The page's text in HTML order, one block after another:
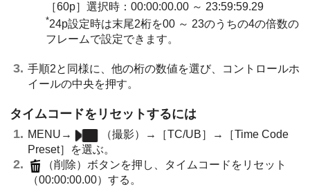
［60p］選択時：00:00:00.00 ～ 23:59:59.29
*24p設定時は末尾2桁を00 ～ 23のうちの4の倍数の
フレームで設定できます。
手順2と同様に、他の桁の数値を選び、コントロールホ
イールの中央を押す。
タイムコードをリセットするには
MENU → （撮影）→ ［TC/UB］ →
［Time Code
Preset］
を選ぶ。
（削除）ボタンを押し、タイムコードをリセット
（00:00:00.00）する。